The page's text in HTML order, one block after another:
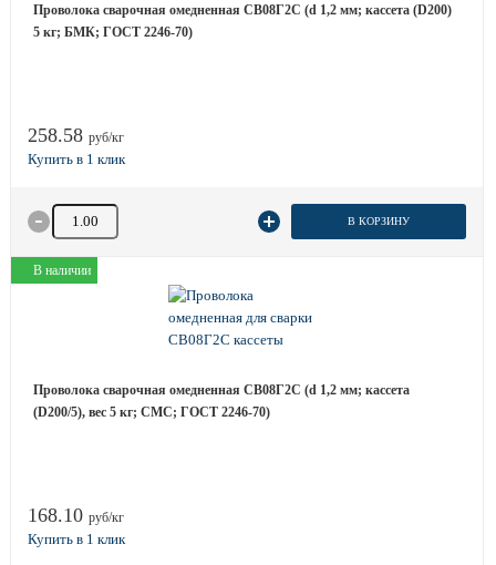
Проволока сварочная омедненная СВ08Г2С (d 1,2 мм; кассета (D200)
5 кг; БМК; ГОСТ 2246-70)
258.58 руб/кг
Количество товара В КОРЗИНУ
В наличии
Проволока сварочная омедненная СВ08Г2С (d 1,2 мм; кассета
(D200/5), вес 5 кг; СМС; ГОСТ 2246-70)
168.10 руб/кг